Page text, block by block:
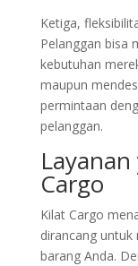
Ketiga,
Pelanggan bisa
kebutuhan
maupun
permintaan
pelanggan.
Cargo
Kilat Cargo
dirancang
barang Anda.